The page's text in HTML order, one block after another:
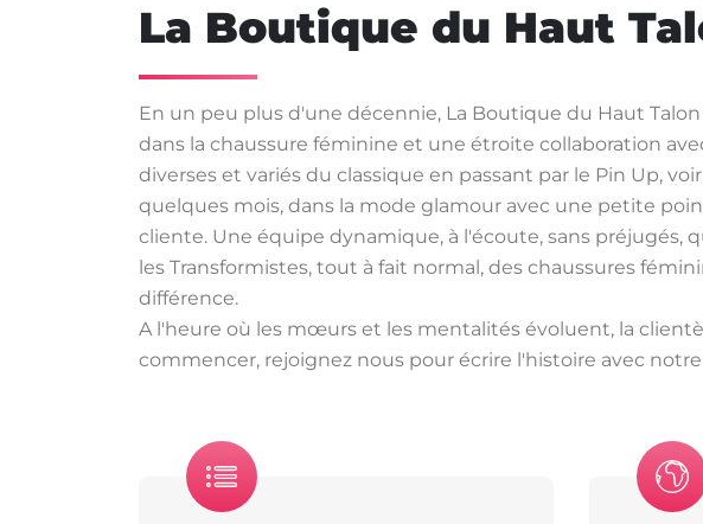
La Boutique du Haut
En un peu plus d'une décennie, La Boutique du Haut
dans la chaussure féminine et une étroite collaboration
diverses et variés du classique en passant par le Pin Up,
quelques mois, dans la mode glamour avec une petite
cliente. Une équipe dynamique, à l'écoute, sans préjugés,
les Transformistes, tout à fait normal, des chaussures
différence.
A l'heure où les mœurs et les mentalités évoluent, la
commencer, rejoignez nous pour écrire l'histoire avec